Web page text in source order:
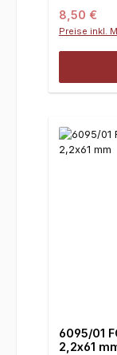
Regulärer
8,50 €
Preise inkl.
6095/01
2,2x61